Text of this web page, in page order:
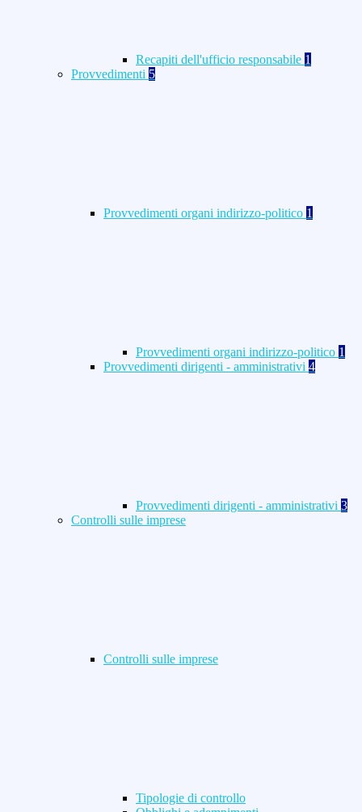
Recapiti dell'ufficio responsabile 1
Provvedimenti 5
Provvedimenti organi indirizzo-politico 1
Provvedimenti organi indirizzo-politico 1
Provvedimenti dirigenti - amministrativi 4
Provvedimenti dirigenti - amministrativi 3
Controlli sulle imprese
Controlli sulle imprese
Tipologie di controllo